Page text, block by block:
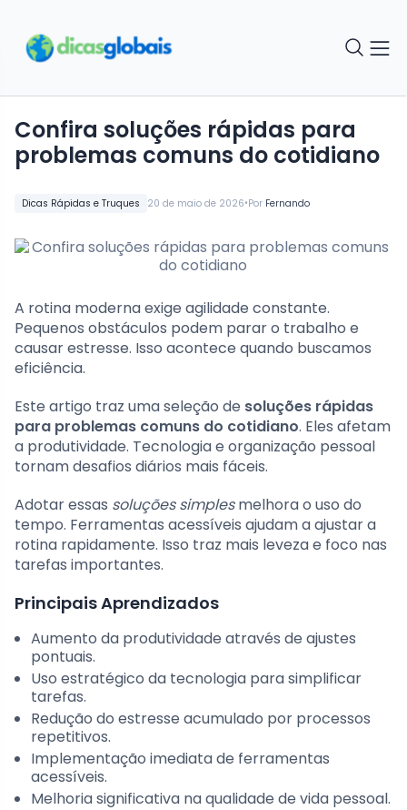
Dicas Rápidas e Truques 20 de maio de 2026•Por Fernando
Confira soluções rápidas para
problemas comuns do cotidiano
A rotina moderna exige agilidade constante.
Pequenos obstáculos podem parar o trabalho e
causar estresse. Isso acontece quando buscamos
eficiência.
Este artigo traz uma seleção de soluções rápidas
para problemas comuns do cotidiano. Eles afetam
a produtividade. Tecnologia e organização pessoal
tornam desafios diários mais fáceis.
Adotar essas soluções simplesmelhora o uso do
tempo. Ferramentas acessíveis ajudam a ajustar a
rotina rapidamente. Isso traz mais leveza e foco nas
tarefas importantes.
Principais Aprendizados
Aumento da produtividade através de ajustes
pontuais.
Uso estratégico da tecnologia para simplificar
tarefas.
Redução do estresse acumulado por processos
repetitivos.
Implementação imediata de ferramentas
acessíveis.
Melhoria significativa na qualidade de vida pessoal.